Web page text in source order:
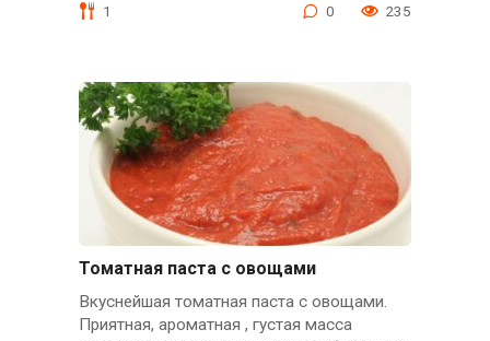
1 0 235
Томатная паста с овощами
Вкуснейшая томатная паста с овощами.
Приятная, ароматная , густая масса